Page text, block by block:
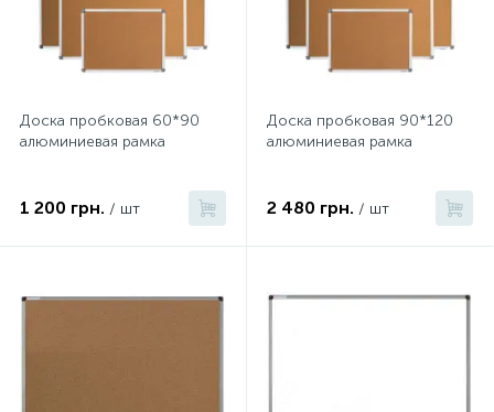
Доска пробковая 60*90
алюминиевая рамка
1 200 грн. / шт
Доска пробковая 90*120
алюминиевая рамка
2 480 грн. / шт